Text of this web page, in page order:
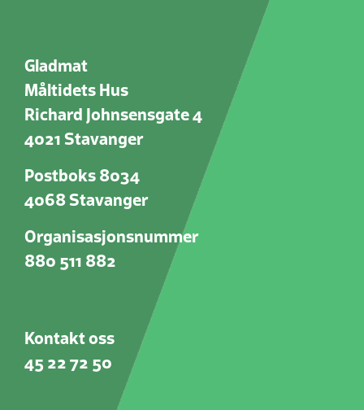
Gladmat
Måltidets Hus
Richard Johnsensgate 4
4021 Stavanger
Postboks 8034
4068 Stavanger
Organisasjonsnummer
880 511 882
Kontakt oss
45 22 72 50